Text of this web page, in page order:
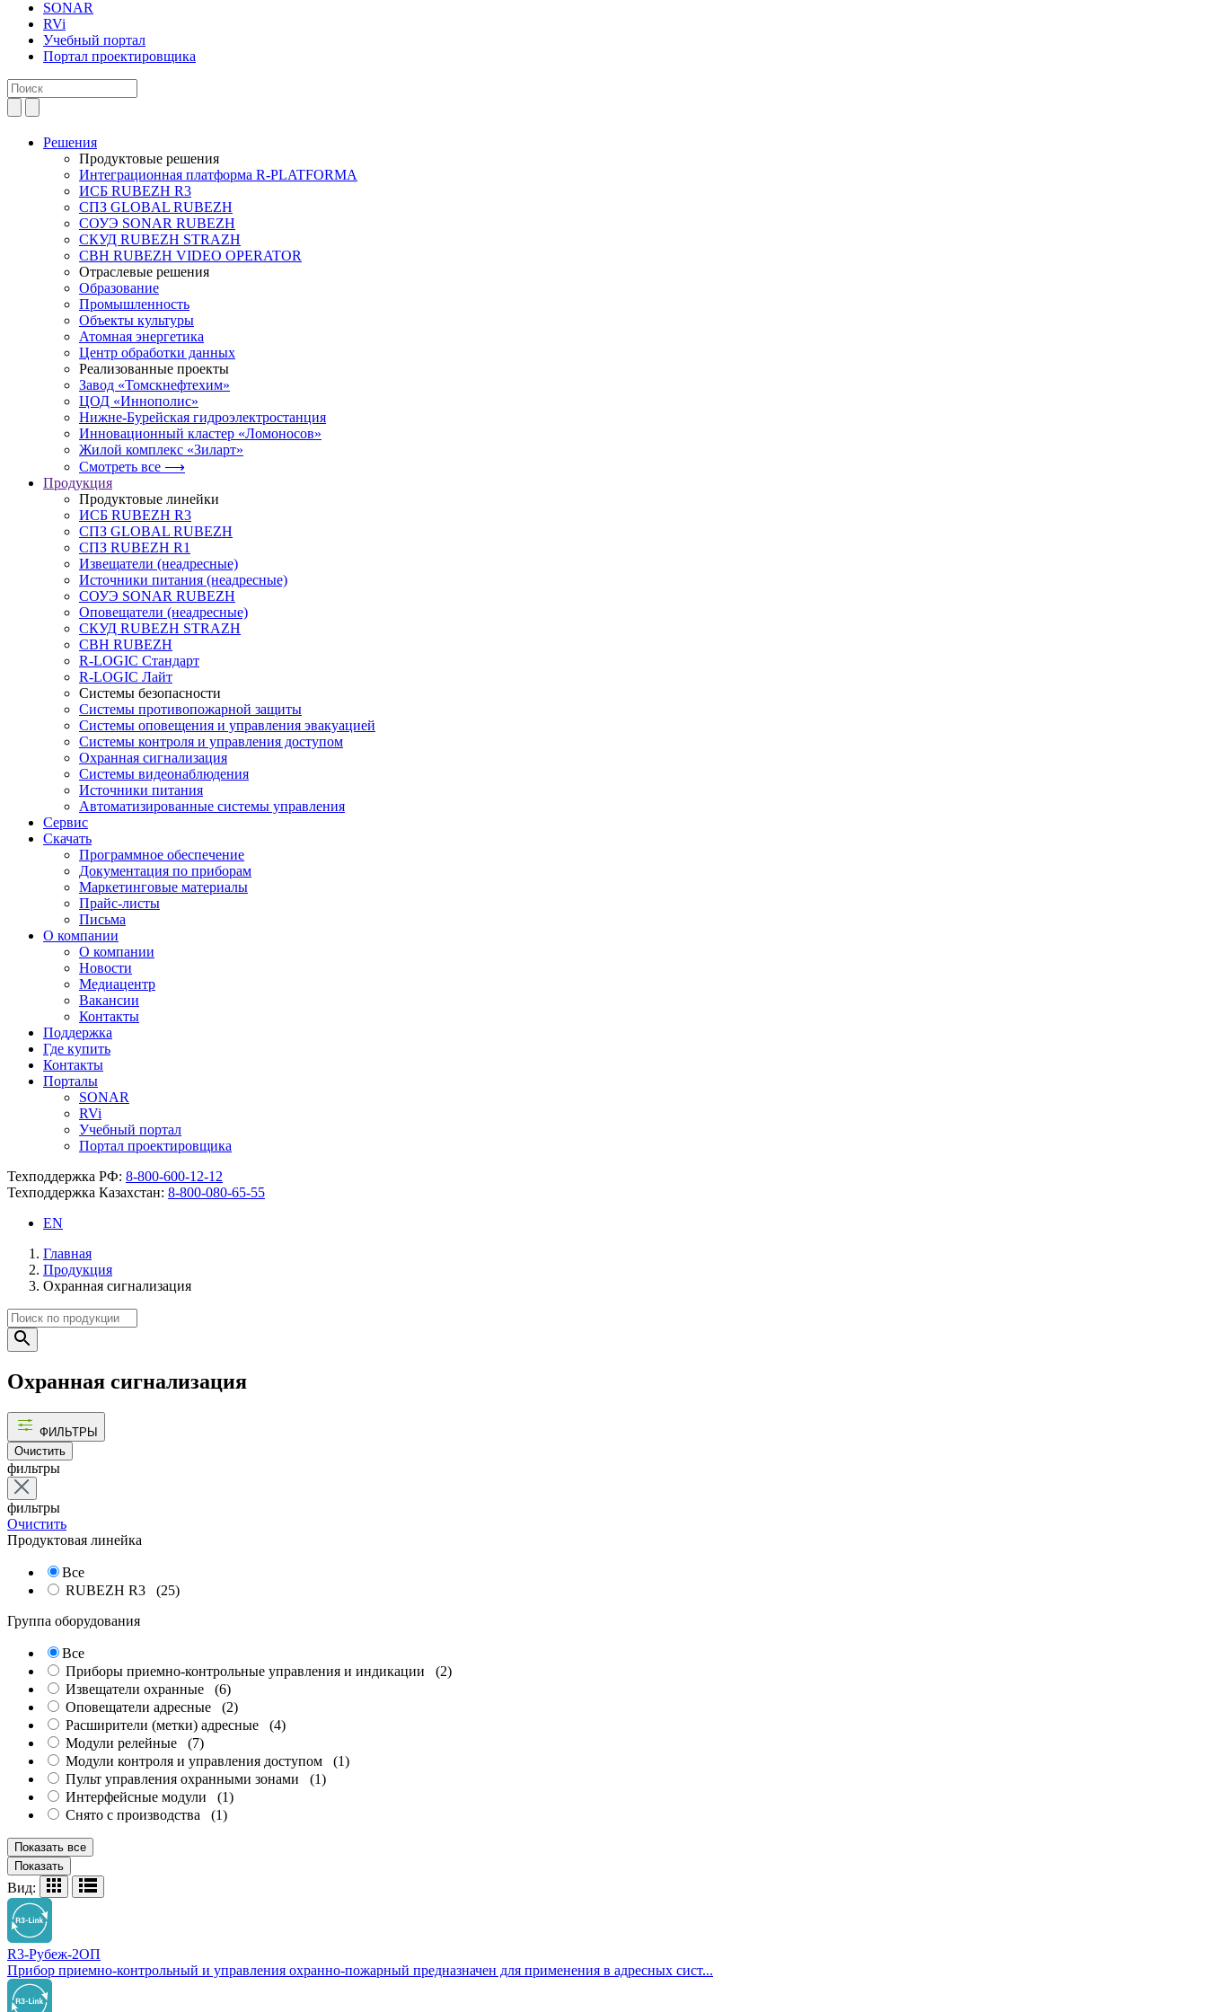
SONAR
RVi
Учебный портал
Портал проектировщика
Решения
Продуктовые решения
Интеграционная платформа R-PLATFORMA
ИСБ RUBEZH R3
СПЗ GLOBAL RUBEZH
СОУЭ SONAR RUBEZH
СКУД RUBEZH STRAZH
СВН RUBEZH VIDEO OPERATOR
Отраслевые решения
Образование
Промышленность
Объекты культуры
Атомная энергетика
Центр обработки данных
Реализованные проекты
Завод «Томскнефтехим»
ЦОД «Иннополис»
Нижне-Бурейская гидроэлектростанция
Инновационный кластер «Ломоносов»
Жилой комплекс «Зиларт»
Смотреть все ⟶
Продукция
Продуктовые линейки
ИСБ RUBEZH R3
СПЗ GLOBAL RUBEZH
СПЗ RUBEZH R1
Извещатели (неадресные)
Источники питания (неадресные)
СОУЭ SONAR RUBEZH
Оповещатели (неадресные)
СКУД RUBEZH STRAZH
СВН RUBEZH
R-LOGIC Стандарт
R-LOGIC Лайт
Системы безопасности
Системы противопожарной защиты
Системы оповещения и управления эвакуацией
Системы контроля и управления доступом
Охранная сигнализация
Системы видеонаблюдения
Источники питания
Автоматизированные системы управления
Сервис
Скачать
Программное обеспечение
Документация по приборам
Маркетинговые материалы
Прайс-листы
Письма
О компании
О компании
Новости
Медиацентр
Вакансии
Контакты
Поддержка
Где купить
Контакты
Порталы
SONAR
RVi
Учебный портал
Портал проектировщика
Техподдержка РФ: 8-800-600-12-12
Техподдержка Казахстан: 8-800-080-65-55
EN
Главная
Продукция
Охранная сигнализация
Охранная сигнализация
ФИЛЬТРЫ
Очистить
фильтры
фильтры
Очистить
Продуктовая линейка
Все
RUBEZH R3
(25)
Группа оборудования
Все
Приборы приемно-контрольные управления и индикации
(2)
Извещатели охранные
(6)
Оповещатели адресные
(2)
Расширители (метки) адресные
(4)
Модули релейные
(7)
Модули контроля и управления доступом
(1)
Пульт управления охранными зонами
(1)
Интерфейсные модули
(1)
Снято с производства
(1)
Показать все
Показать
Вид:
R3-Рубеж-2ОП
Прибор приемно-контрольный и управления охранно-пожарный предназначен для применения в адресных сист...